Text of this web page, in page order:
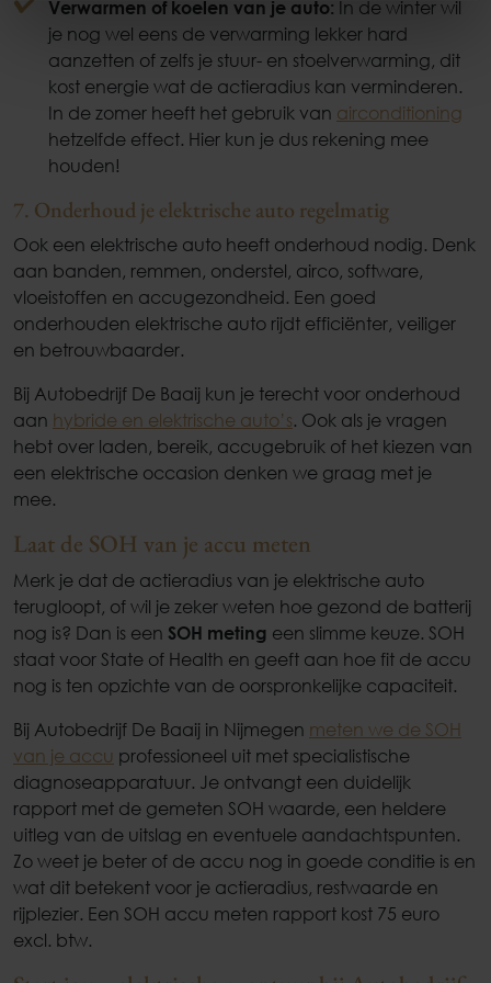
Verwarmen of koelen van je auto:In de winter wil
je nog wel eens de verwarming lekker hard
aanzetten of zelfs je stuur- en stoelverwarming, dit
kost energie wat de actieradius kan verminderen.
In de zomer heeft het gebruik van airconditioning
hetzelfde effect. Hier kun je dus rekening mee
houden!
7. Onderhoud je elektrische auto regelmatig
Ook een elektrische auto heeft onderhoud nodig. Denk
aan banden, remmen, onderstel, airco, software,
vloeistoffen en accugezondheid. Een goed
onderhouden elektrische auto rijdt efficiënter, veiliger
en betrouwbaarder.
Bij Autobedrijf De Baaij kun je terecht voor onderhoud
aan hybride en elektrische auto’s. Ook als je vragen
hebt over laden, bereik, accugebruik of het kiezen van
een elektrische occasion denken we graag met je
mee.
Laat de SOH van je accu meten
Merk je dat de actieradius van je elektrische auto
terugloopt, of wil je zeker weten hoe gezond de batterij
nog is? Dan is een SOH meting een slimme keuze. SOH
staat voor State of Health en geeft aan hoe fit de accu
nog is ten opzichte van de oorspronkelijke capaciteit.
Bij Autobedrijf De Baaij in Nijmegen meten we de SOH
van je accu professioneel uit met specialistische
diagnoseapparatuur. Je ontvangt een duidelijk
rapport met de gemeten SOH waarde, een heldere
uitleg van de uitslag en eventuele aandachtspunten.
Zo weet je beter of de accu nog in goede conditie is en
wat dit betekent voor je actieradius, restwaarde en
rijplezier. Een SOH accu meten rapport kost 75 euro
excl. btw.